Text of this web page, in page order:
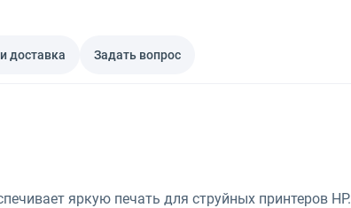
доставка Задать вопрос
яркую печать для струйных принтеров HP.